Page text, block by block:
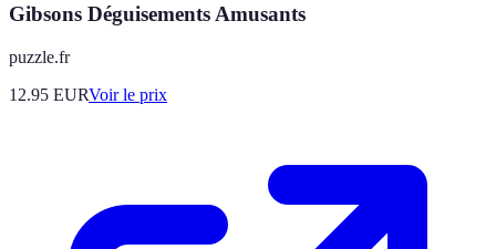
Gibsons Déguisements Amusants
puzzle.fr
12.95 EURVoir le prix